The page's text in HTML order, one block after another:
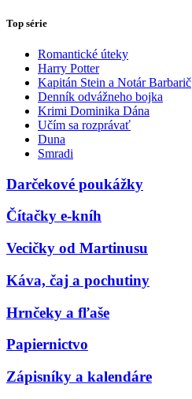
Top série
Romantické úteky
Harry Potter
Kapitán Stein a Notár Barbarič
Denník odvážneho bojka
Krimi Dominika Dána
Učím sa rozprávať
Duna
Smradi
Darčekové poukážky
Čítačky e-kníh
Vecičky od Martinusu
Káva, čaj a pochutiny
Hrnčeky a fľaše
Papiernictvo
Zápisníky a kalendáre